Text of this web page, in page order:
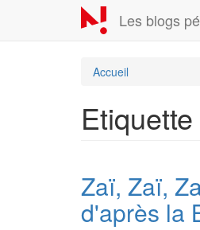
contenu
Les blogs
Accueil
Zaï, Zaï,
d'après la